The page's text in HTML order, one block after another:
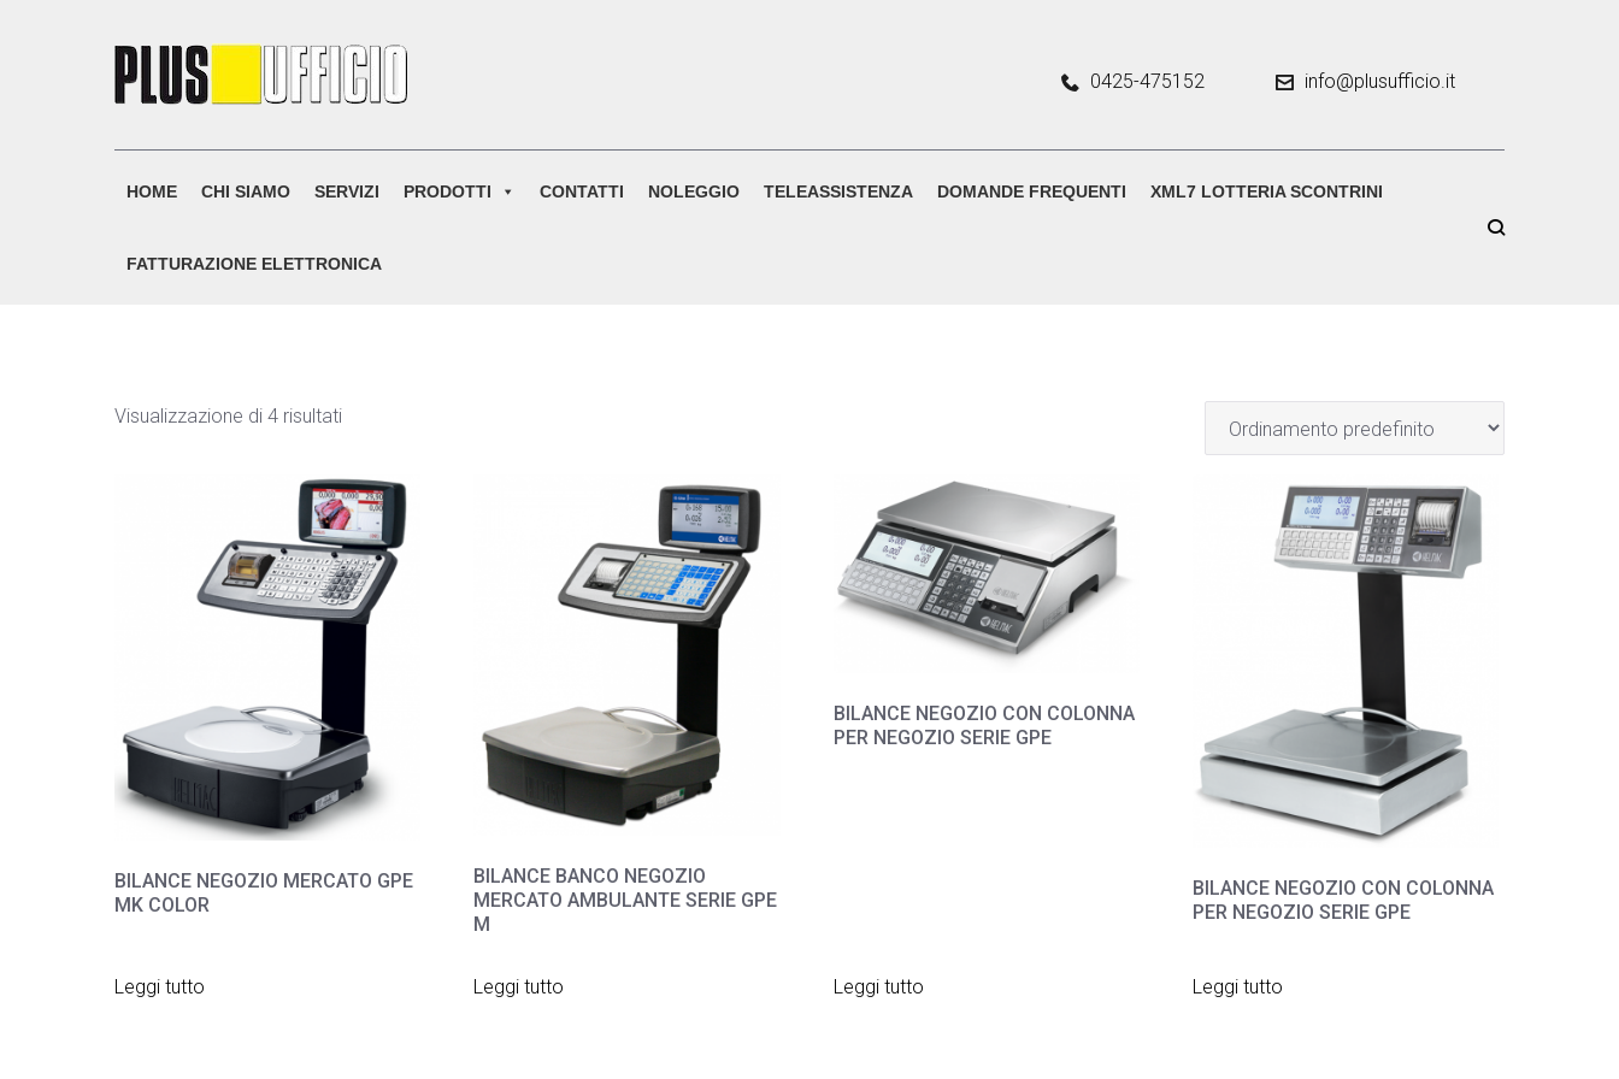
0425-475152 info@plusufficio.it
HOME CHI SIAMO SERVIZI PRODOTTI CONTATTI NOLEGGIO TELEASSISTENZA DOMANDE FREQUENTI XML7 LOTTERIA SCONTRINI
FATTURAZIONE ELETTRONICA
Visualizzazione di 4 risultati
BILANCE NEGOZIO MERCATO GPE
MK COLOR
Leggi tutto
BILANCE BANCO NEGOZIO
MERCATO AMBULANTE SERIE GPE
M
Leggi tutto
BILANCE NEGOZIO CON COLONNA
PER NEGOZIO SERIE GPE
Leggi tutto
BILANCE NEGOZIO CON COLONNA
PER NEGOZIO SERIE GPE
Leggi tutto